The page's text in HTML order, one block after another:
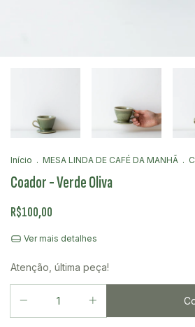
Início . MESA LINDA DE CAFÉ DA MANHÃ .
Coador - Verde Oliva
R$100,00
Ver mais detalhes
Atenção, última peça!